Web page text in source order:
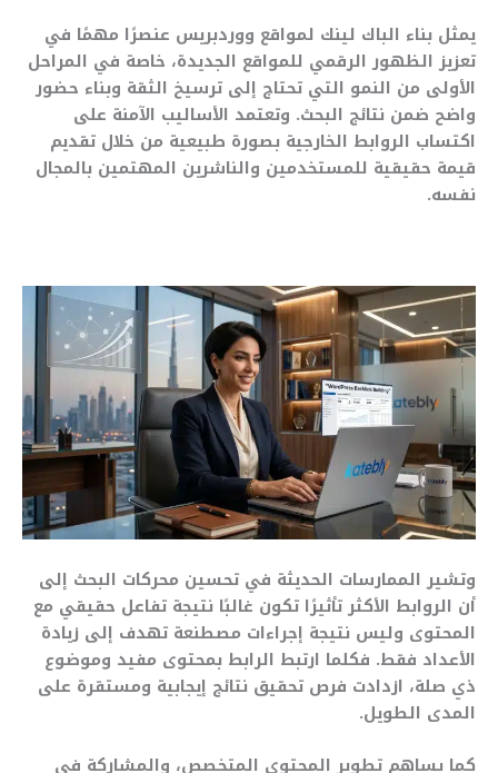
يمثل بناء الباك لينك لمواقع ووردبريس عنصرًا مهمًا في
تعزيز الظهور الرقمي للمواقع الجديدة، خاصة في المراحل
الأولى من النمو التي تحتاج إلى ترسيخ الثقة وبناء حضور
واضح ضمن نتائج البحث. وتعتمد الأساليب الآمنة على
اكتساب الروابط الخارجية بصورة طبيعية من خلال تقديم
قيمة حقيقية للمستخدمين والناشرين المهتمين بالمجال
نفسه.
وتشير الممارسات الحديثة في تحسين محركات البحث إلى
أن الروابط الأكثر تأثيرًا تكون غالبًا نتيجة تفاعل حقيقي مع
المحتوى وليس نتيجة إجراءات مصطنعة تهدف إلى زيادة
الأعداد فقط. فكلما ارتبط الرابط بمحتوى مفيد وموضوع
ذي صلة، ازدادت فرص تحقيق نتائج إيجابية ومستقرة على
المدى الطويل.
كما يساهم تطوير المحتوى المتخصص، والمشاركة في